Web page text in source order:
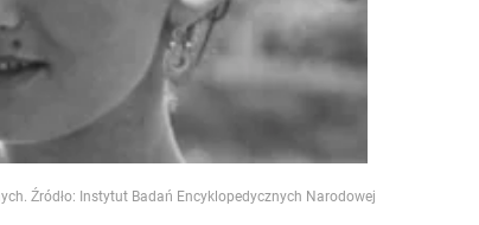
Źródło: Instytut Badań Encyklopedycznych Narodowej